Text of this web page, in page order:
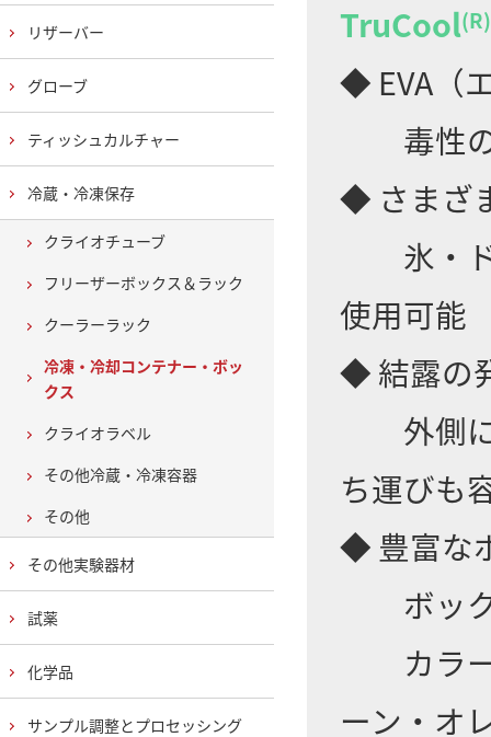
TruCool(R)
◆ EVA（
毒性の
◆ さまざ
氷・ド
使用可能
◆ 結露の
外側に
ち運びも
◆ 豊富な
ボック
カラー
ーン・オ
リザーバー
グローブ
ティッシュカルチャー
冷蔵・冷凍保存
クライオチューブ
フリーザーボックス＆ラック
クーラーラック
冷凍・冷却コンテナー・ボッ
クス
クライオラベル
その他冷蔵・冷凍容器
その他
その他実験器材
試薬
化学品
サンプル調整とプロセッシング